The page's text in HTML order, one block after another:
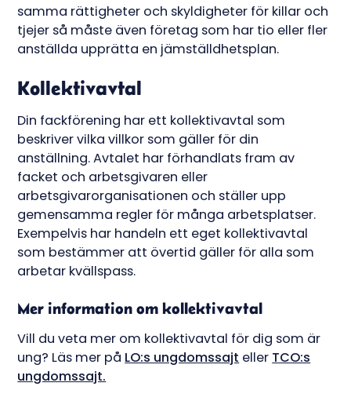
samma rättigheter och skyldigheter för killar och
tjejer så måste även företag som har tio eller fler
anställda upprätta en jämställdhetsplan.
Kollektivavtal
Din fackförening har ett kollektivavtal som
beskriver vilka villkor som gäller för din
anställning. Avtalet har förhandlats fram av
facket och arbetsgivaren eller
arbetsgivarorganisationen och ställer upp
gemensamma regler för många arbetsplatser.
Exempelvis har handeln ett eget kollektivavtal
som bestämmer att övertid gäller för alla som
arbetar kvällspass.
Mer information om kollektivavtal
Vill du veta mer om kollektivavtal för dig som är
ung? Läs mer på LO:s ungdomssajt eller TCO:s
ungdomssajt.